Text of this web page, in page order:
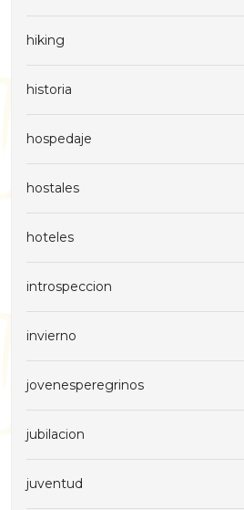
hiking
historia
hospedaje
hostales
hoteles
introspeccion
invierno
jovenesperegrinos
jubilacion
juventud